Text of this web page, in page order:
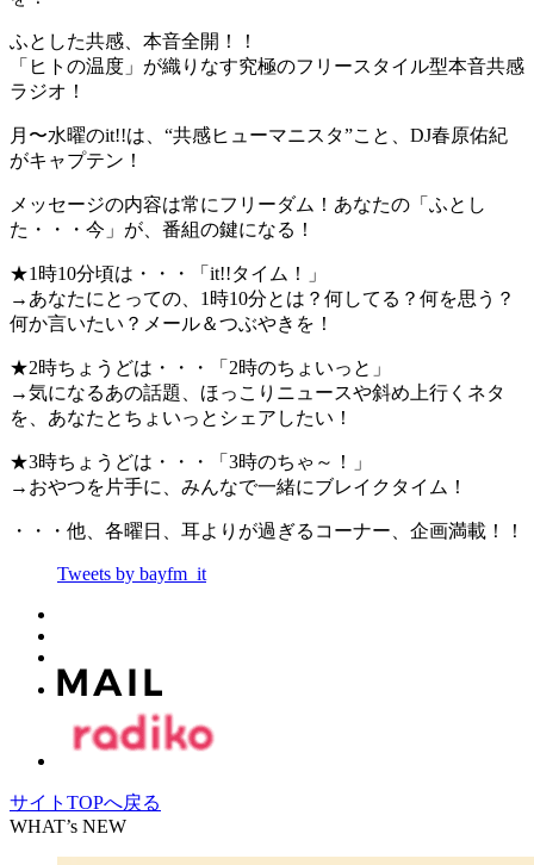
ふとした共感、本音全開！！
「ヒトの温度」が織りなす究極のフリースタイル型本音共感
ラジオ！
月〜水曜のit!!は、“共感ヒューマニスタ”こと、DJ春原佑紀
がキャプテン！
メッセージの内容は常にフリーダム！あなたの「ふとし
た・・・今」が、番組の鍵になる！
★1時10分頃は・・・「it!!タイム！」
→あなたにとっての、1時10分とは？何してる？何を思う？
何か言いたい？メール＆つぶやきを！
★2時ちょうどは・・・「2時のちょいっと」
→気になるあの話題、ほっこりニュースや斜め上行くネタ
を、あなたとちょいっとシェアしたい！
★3時ちょうどは・・・「3時のちゃ～！」
→おやつを片手に、みんなで一緒にブレイクタイム！
・・・他、各曜日、耳よりが過ぎるコーナー、企画満載！！
Tweets by bayfm_it
サイトTOPへ戻る
WHAT’s NEW